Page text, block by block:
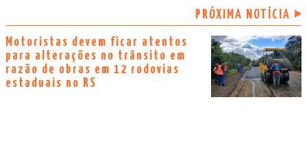
PRÓXIMA NOTÍCIA
Motoristas devem ficar atentos
para alterações no trânsito em
razão de obras em 12 rodovias
estaduais no RS